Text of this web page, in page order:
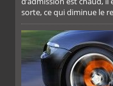
sorte, ce qui diminue le